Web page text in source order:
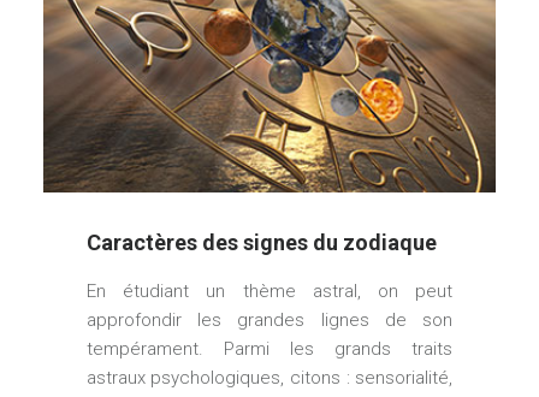
Caractères des signes du zodiaque
En étudiant un thème astral, on peut
approfondir les grandes lignes de son
tempérament. Parmi les grands traits
astraux psychologiques, citons : sensorialité,